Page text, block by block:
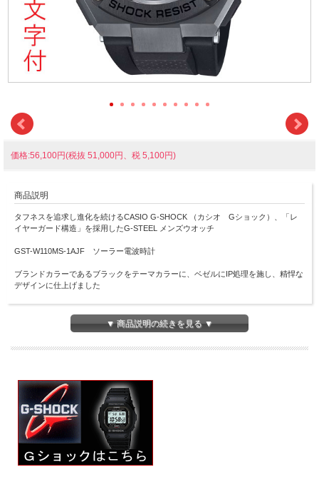
価格:56,100円(税抜 51,000円、税 5,100円)
商品説明
タフネスを追求し進化を続けるCASIO G-SHOCK （カシオ Gショック）、「レ
イヤーガード構造」を採用したG-STEEL メンズウオッチ
GST-W110MS-1AJF ソーラー電波時計
ブランドカラーであるブラックをテーマカラーに、ベゼルにIP処理を施し、精悍な
デザインに仕上げました
の高い、シックでクールなモノトーンデザインに仕上げました
・タフソーラー
・針退避機能
・ブラックIP（ベゼル部）
■電波機能：日本全国、北米、イギリス、ドイツ、中国対応
■樹脂バンド
■美錠タイプ
▼ 商品説明の続きを見る ▼